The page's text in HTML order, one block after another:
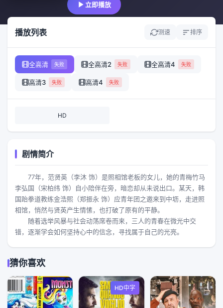
立即播放
播放列表 测速 排序
全高清 失败 全高清2 失败 全高清4 失败
高清3 失败 高清4 失败
HD
剧情简介
77年，范贤英（李沐 饰）是照相馆老板的女儿，她的青梅竹马
李弘国（宋柏纬 饰）自小陪伴在旁，暗恋却从未说出口。某天，韩
国跆拳道教练金浩熙（郑振永 饰）应青年团之邀来到中坜，走进照
相馆，悄然与贤英产生情愫，也打破了原有的平静。
随着选举风暴与社会动荡席卷而来，三人的青春在微光中交
错，逐渐学会如何坚持心中的信念，寻找属于自己的光亮。
猜你喜欢
HD中字